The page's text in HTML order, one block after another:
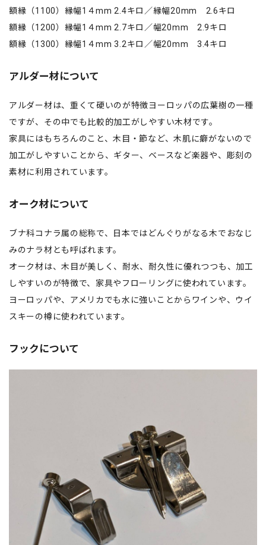
額縁（1100）縁幅1４mm 2.4キロ／縁幅20mm 2.6キロ
額縁（1200）縁幅1４mm 2.7キロ／幅20mm 2.9キロ
額縁（1300）縁幅1４mm 3.2キロ／幅20mm 3.4キロ
アルダー材について
アルダー材は、重くて硬いのが特徴ヨーロッパの広葉樹の一種
ですが、その中でも比較的加工がしやすい木材です。
家具にはもちろんのこと、木目・節など、木肌に癖がないので
加工がしやすいことから、ギター、ベースなど楽器や、彫刻の
素材に利用されています。
オーク材について
ブナ科コナラ属の総称で、日本ではどんぐりがなる木でおなじ
みのナラ材とも呼ばれます。
オーク材は、木目が美しく、耐水、耐久性に優れつつも、加工
しやすいのが特徴で、家具やフローリングに使われています。
ヨーロッパや、アメリカでも水に強いことからワインや、ウイ
スキーの樽に使われています。
フックについて